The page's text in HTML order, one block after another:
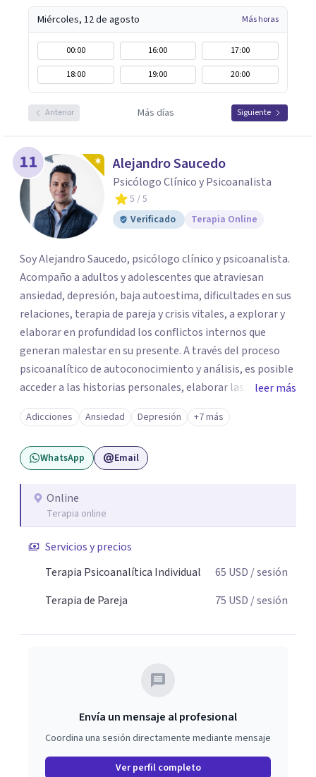
Miércoles, 12 de agosto Más horas
00:00 16:00
17:00
18:00
19:00 20:00
Anterior Más días Siguiente
11 Alejandro Saucedo
Psicólogo Clínico y Psicoanalista
5 / 5
Verificado
Terapia Online
Soy Alejandro Saucedo, psicólogo clínico y psicoanalista.
Acompaño a adultos y adolescentes que atraviesan
ansiedad, depresión, baja autoestima, dificultades en sus
relaciones, terapia de pareja y crisis vitales, a explorar y
elaborar en profundidad los conflictos internos que
generan malestar en su presente. A través del proceso
psicoanalítico de autoconocimiento y análisis, es posible
acceder a las historias personales, elaborar las
experiencias del pasado y resignificarlas, liberando su
influencia para construir un futuro con mayor libertad y
autenticidad. La terapia psicoanalítica crea un espacio de
verbalización libre y sin filtros. A través de esta
exploran las vivencias que aún condicionan el presente, se
les otorga un nuevo sentido y se transforma su impacto
claridad sobre sí mismos, reducen significativamente su
sufrimiento y alcanzan cambios profundos y duraderos en
leer más
Adicciones Ansiedad Depresión +7 más
WhatsApp Email
Online
Terapia online
Servicios y precios
Terapia Psicoanalítica Individual
65 USD / sesión
Terapia de Pareja
75 USD / sesión
Envía un mensaje al profesional
Coordina una sesión directamente mediante mensaje
Ver perfil completo